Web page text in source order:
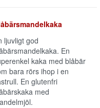
ljuvligt god
En
kaka med blåbär
bara rörs ihop i en
En glutenfri
med